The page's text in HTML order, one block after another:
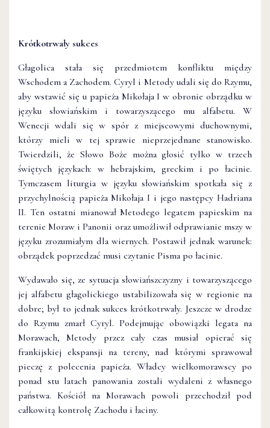
Krótkotrwały sukces
Głagolica stała się przedmiotem konfliktu między
Wschodem a Zachodem. Cyryl i Metody udali się do Rzymu,
aby wstawić się u papieża Mikołaja I w obronie obrządku w
języku słowiańskim i towarzyszącego mu alfabetu. W
Wenecji wdali się w spór z miejscowymi duchownymi,
którzy mieli w tej sprawie nieprzejednane stanowisko.
Twierdzili, że Słowo Boże można głosić tylko w trzech
świętych językach: w hebrajskim, greckim i po łacinie.
Tymczasem liturgia w języku słowiańskim spotkała się z
przychylnością papieża Mikołaja I i jego następcy Hadriana
II. Ten ostatni mianował Metodego legatem papieskim na
terenie Moraw i Panonii oraz umożliwił odprawianie mszy w
języku zrozumiałym dla wiernych. Postawił jednak warunek:
obrządek poprzedzać musi czytanie Pisma po łacinie.
Wydawało się, ze sytuacja słowiańszczyzny i towarzyszącego
jej alfabetu głagolickiego ustabilizowała się w regionie na
dobre; był to jednak sukces krótkotrwały. Jeszcze w drodze
do Rzymu zmarł Cyryl. Podejmując obowiązki legata na
Morawach, Metody przez cały czas musiał opierać się
frankijskiej ekspansji na tereny, nad którymi sprawował
pieczę z polecenia papieża. Władcy wielkomorawscy po
ponad stu latach panowania zostali wydaleni z własnego
państwa. Kościół na Morawach powoli przechodził pod
całkowitą kontrolę Zachodu i łaciny.